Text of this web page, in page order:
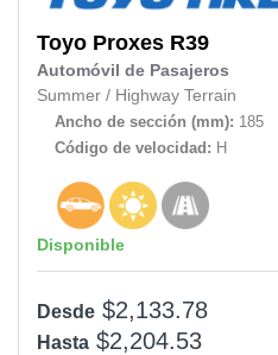
Toyo Proxes R39
Automóvil de Pasajeros
Summer / Highway Terrain
Ancho de sección (mm): 185
Código de velocidad: H
Disponible
Desde $2,133.78
Hasta $2,204.53